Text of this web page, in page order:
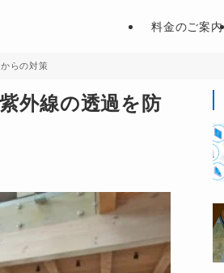
料金のご案内
らの対策
外線の透過を防